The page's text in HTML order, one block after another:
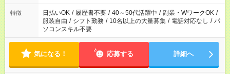
特徴 日払いOK / 履歴書不要 / 40～50代活躍中 / 副業・WワークOK /
服装自由 / シフト勤務 / 10名以上の大量募集 / 電話対応なし / パ
ソコンスキル不要
気になる！ 応募する 詳細へ